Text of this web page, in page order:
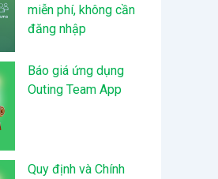
miễn phí, không cần
đăng nhập
Báo giá ứng dụng
Outing Team App
Quy định và Chính